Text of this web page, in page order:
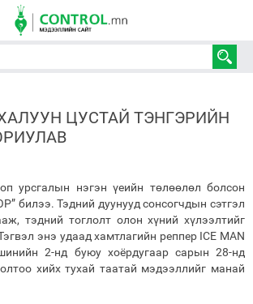
ЦУСТАЙ ТЭНГЭРИЙН
урсгалын нэгэн үеийн төлөөлөл болсон
билээ. Тэдний дуунууд сонсогчдын сэтгэл
тэдний тоглолт олон хүний хүлээлтийг
энэ удаад хамтлагийн реппер ICE MAN
2-нд буюу хоёрдугаар сарын 28-нд
хийх тухай таатай мэдээллийг манай